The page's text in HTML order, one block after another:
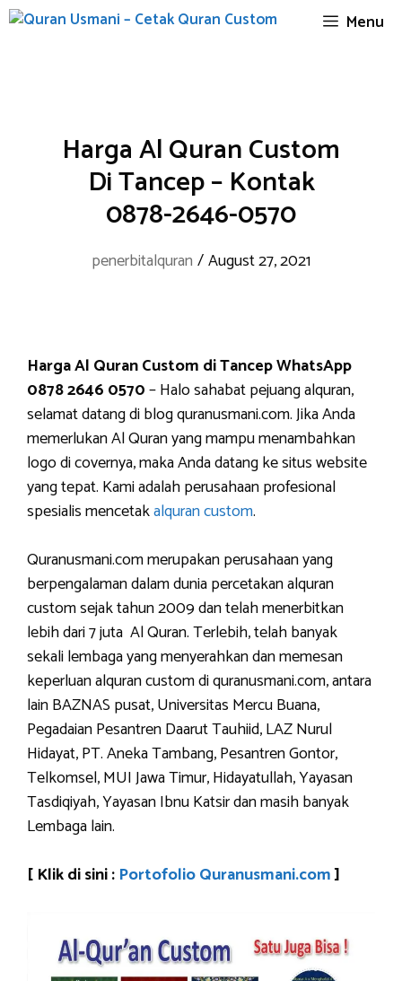
Skip
Menu
Harga Al Quran Custom
Di Tancep – Kontak
0878-2646-0570
penerbitalquran /August 27, 2021
Harga Al Quran Custom di Tancep WhatsApp
0878 2646 0570– Halo sahabat pejuang alquran,
selamat datang di blog quranusmani.com. Jika Anda
memerlukan Al Quran yang mampu menambahkan
logo di covernya, maka Anda datang ke situs website
yang tepat. Kami adalah perusahaan profesional
spesialis mencetakalquran custom.
Quranusmani.com merupakan perusahaan yang
berpengalaman dalam dunia percetakan alquran
custom sejak tahun 2009 dan telah menerbitkan
lebih dari 7 juta Al Quran. Terlebih, telah banyak
sekali lembaga yang menyerahkan dan memesan
keperluan alquran custom di quranusmani.com, antara
lain BAZNAS pusat, Universitas Mercu Buana,
Pegadaian Pesantren Daarut Tauhiid, LAZ Nurul
Hidayat, PT. Aneka Tambang, Pesantren Gontor,
Telkomsel, MUI Jawa Timur, Hidayatullah, Yayasan
Tasdiqiyah, Yayasan Ibnu Katsir dan masih banyak
Lembaga lain.
[ Klik di sini : Portofolio Quranusmani.com]